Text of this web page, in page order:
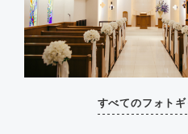
すべてのフォト